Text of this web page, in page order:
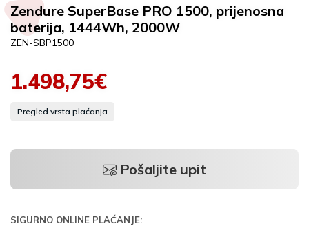
Zendure SuperBase PRO 1500, prijenosna
baterija, 1444Wh, 2000W
ZEN-SBP1500
1.498,75€
Pregled vrsta plaćanja
Pošaljite upit
SIGURNO ONLINE PLAĆANJE: